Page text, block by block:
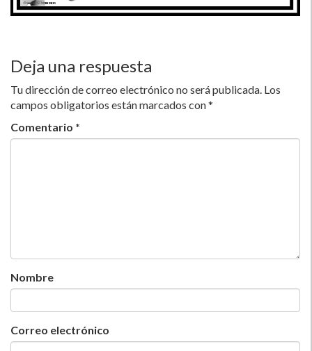
Deja una respuesta
Tu dirección de correo electrónico no será publicada. Los
campos obligatorios están marcados con*
Comentario *
Nombre
Correo electrónico